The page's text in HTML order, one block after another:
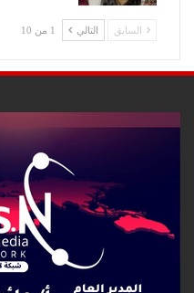
السابق التالي 1 من 10